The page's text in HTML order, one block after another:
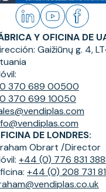
Y OFICINA DE
Gaižiūnų g. 4,
370 689 00500
370 699 10050
DE LONDRES:
Obrart /Director
+44 (0) 776 831
+44 (0) 208 731